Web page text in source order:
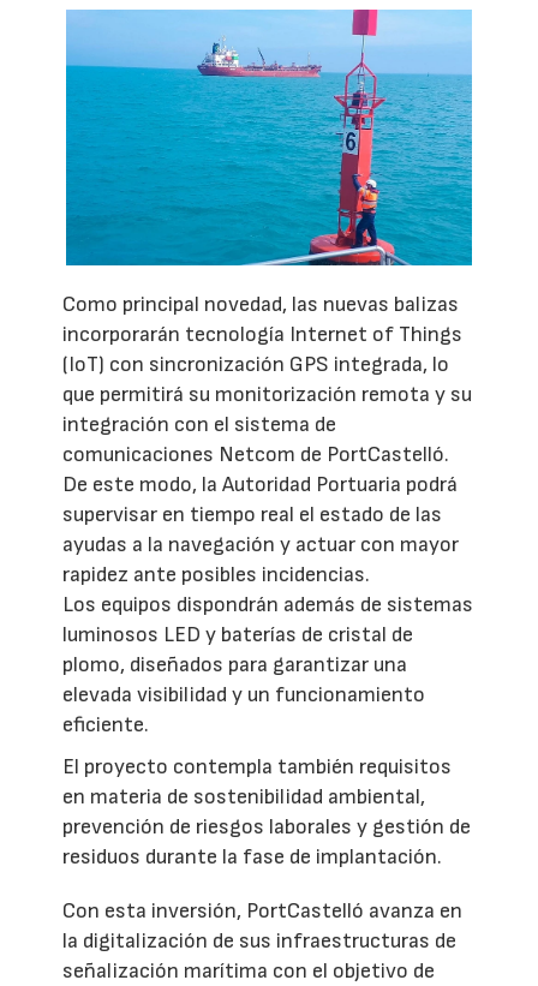
Como principal novedad, las nuevas balizas
incorporarán tecnología Internet of Things
(IoT) con sincronización GPS integrada, lo
que permitirá su monitorización remota y su
integración con el sistema de
comunicaciones Netcom de PortCastelló.
De este modo, la Autoridad Portuaria podrá
supervisar en tiempo real el estado de las
ayudas a la navegación y actuar con mayor
rapidez ante posibles incidencias.
Los equipos dispondrán además de sistemas
luminosos LED y baterías de cristal de
plomo, diseñados para garantizar una
elevada visibilidad y un funcionamiento
eficiente.
El proyecto contempla también requisitos
en materia de sostenibilidad ambiental,
prevención de riesgos laborales y gestión de
residuos durante la fase de implantación.
Con esta inversión, PortCastelló avanza en
la digitalización de sus infraestructuras de
señalización marítima con el objetivo de